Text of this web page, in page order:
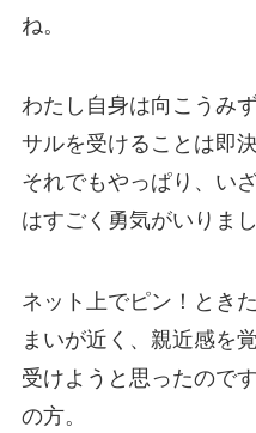
ね。
わたし自身は向こうみ
サルを受けることは即
それでもやっぱり、い
はすごく勇気がいりまし
ネット上でピン！とき
まいが近く、親近感を
受けようと思ったので
の方。